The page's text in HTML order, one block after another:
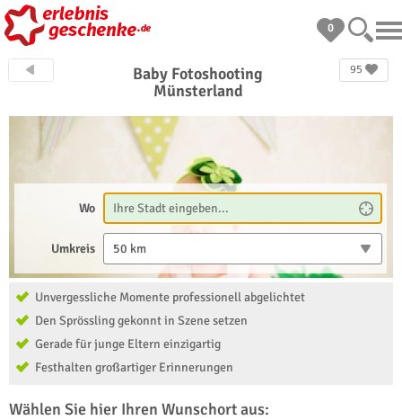
0
95
Baby Fotoshooting
Münsterland
Wo
Umkreis 50 km
Unvergessliche Momente professionell abgelichtet
Den Sprössling gekonnt in Szene setzen
Gerade für junge Eltern einzigartig
Festhalten großartiger Erinnerungen
Wählen Sie hier Ihren Wunschort aus: